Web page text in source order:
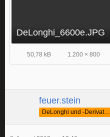
DeLonghi_6600e.JPG
50,78 kB 1.200 × 800
feuer.stein
DeLonghi und -Derivate Fan